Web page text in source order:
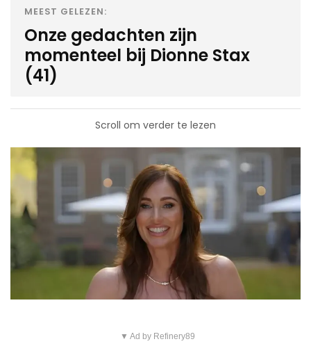
MEEST GELEZEN:
Onze gedachten zijn
momenteel bij Dionne Stax
(41)
Scroll om verder te lezen
▼ Ad by Refinery89